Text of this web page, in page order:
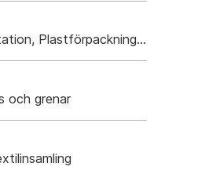
Plastförpackningar. Eller
och grenar